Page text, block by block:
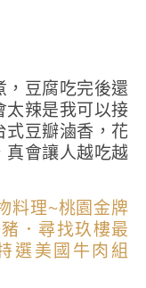
，豆腐吃完後還
太辣是我可以接
式豆瓣滷香，花
真會讓人越吃越